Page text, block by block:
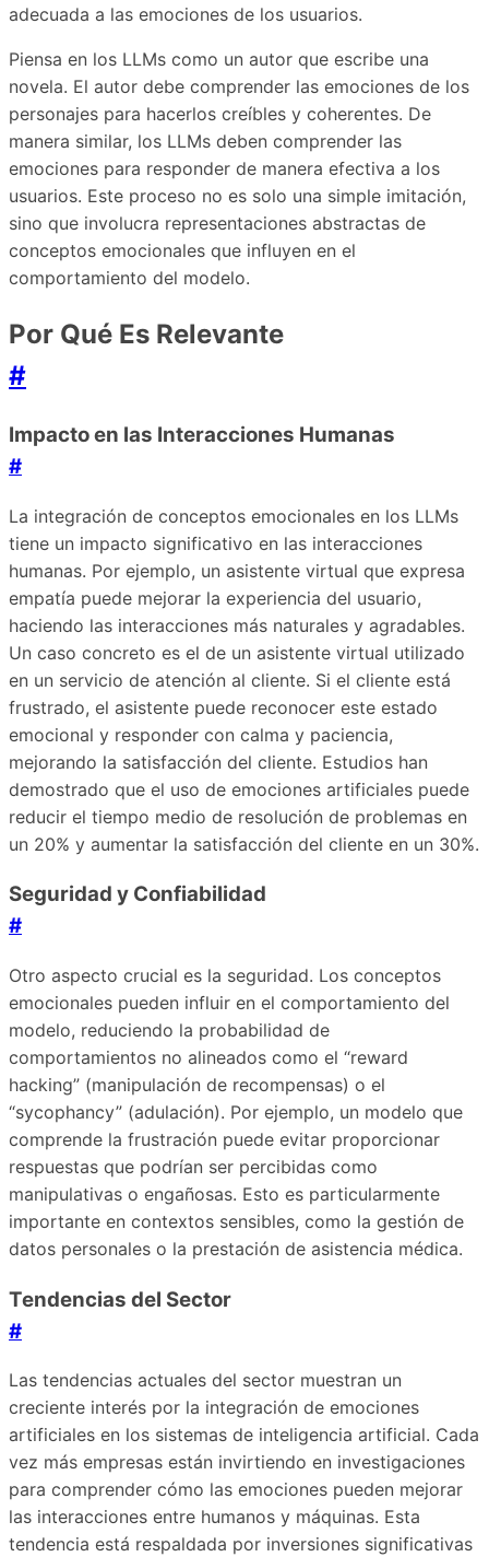
adecuada a las emociones de los usuarios.
Piensa en los LLMs como un autor que escribe una
novela. El autor debe comprender las emociones de los
personajes para hacerlos creíbles y coherentes. De
manera similar, los LLMs deben comprender las
emociones para responder de manera efectiva a los
usuarios. Este proceso no es solo una simple imitación,
sino que involucra representaciones abstractas de
conceptos emocionales que influyen en el
comportamiento del modelo.
Por Qué Es Relevante
#
Impacto en las Interacciones Humanas
#
La integración de conceptos emocionales en los LLMs
tiene un impacto significativo en las interacciones
humanas. Por ejemplo, un asistente virtual que expresa
empatía puede mejorar la experiencia del usuario,
haciendo las interacciones más naturales y agradables.
Un caso concreto es el de un asistente virtual utilizado
en un servicio de atención al cliente. Si el cliente está
frustrado, el asistente puede reconocer este estado
emocional y responder con calma y paciencia,
mejorando la satisfacción del cliente. Estudios han
demostrado que el uso de emociones artificiales puede
reducir el tiempo medio de resolución de problemas en
un 20% y aumentar la satisfacción del cliente en un 30%.
Seguridad y Confiabilidad
#
Otro aspecto crucial es la seguridad. Los conceptos
emocionales pueden influir en el comportamiento del
modelo, reduciendo la probabilidad de
comportamientos no alineados como el “reward
hacking” (manipulación de recompensas) o el
“sycophancy” (adulación). Por ejemplo, un modelo que
comprende la frustración puede evitar proporcionar
respuestas que podrían ser percibidas como
manipulativas o engañosas. Esto es particularmente
importante en contextos sensibles, como la gestión de
datos personales o la prestación de asistencia médica.
Tendencias del Sector
#
Las tendencias actuales del sector muestran un
creciente interés por la integración de emociones
artificiales en los sistemas de inteligencia artificial. Cada
vez más empresas están invirtiendo en investigaciones
para comprender cómo las emociones pueden mejorar
las interacciones entre humanos y máquinas. Esta
tendencia está respaldada por inversiones significativas